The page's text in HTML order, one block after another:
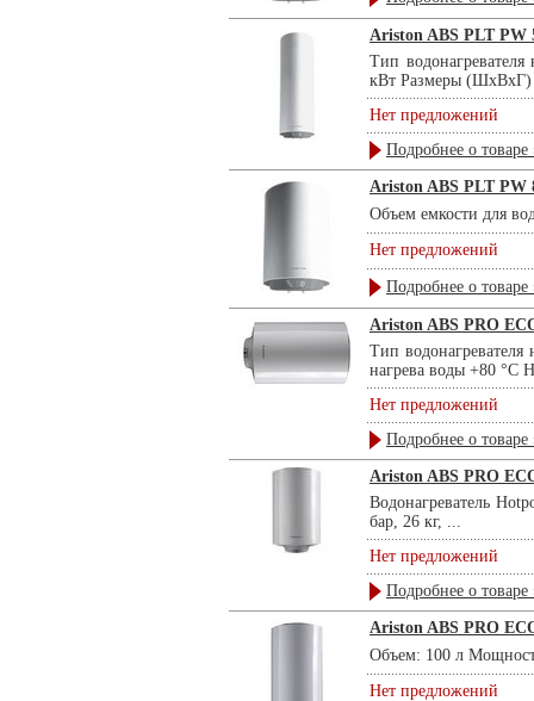
Ariston ABS PLT PW
Тип
кВт Размеры (ШхВхГ)
Нет предложений
Подробнее о товаре
Ariston ABS PLT PW
Объем емкости для
Нет предложений
Подробнее о товаре
Ariston ABS PRO
Тип
нагрева воды +80 °С
Нет предложений
Подробнее о товаре
Ariston ABS PRO
Водонагреватель
бар, 26 кг, ...
Нет предложений
Подробнее о товаре
Ariston ABS PRO
Объем: 100 л
Нет предложений